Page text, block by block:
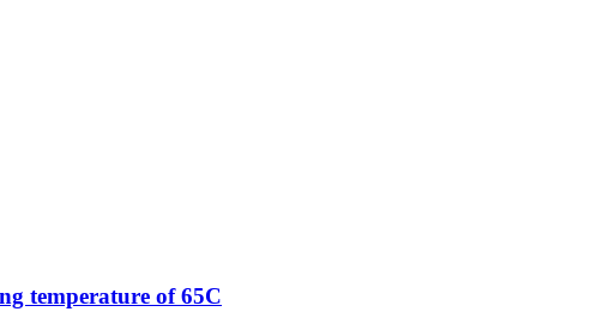
temperature of 65C